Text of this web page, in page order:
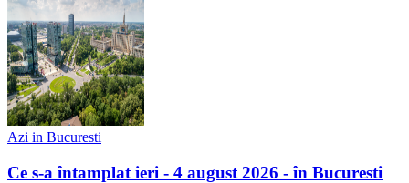
Azi in Bucuresti
Ce s-a întamplat ieri - 4 august 2026 - în Bucuresti